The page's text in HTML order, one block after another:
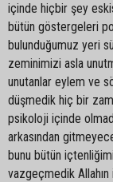
içinde hiçbir şey
bütün göstergeleri
bulunduğumuz yeri
zeminimizi asla
unutanlar eylem ve
düşmedik hiç bir
psikoloji içinde
arkasından
bunu bütün
vazgeçmedik